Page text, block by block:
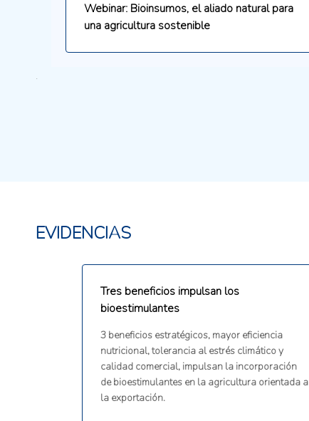
Webinar: Bioinsumos, el aliado natural para
una agricultura sostenible
.
EVIDENCIAS
Tres beneficios impulsan los
bioestimulantes
3 beneficios estratégicos, mayor eficiencia
nutricional, tolerancia al estrés climático y
calidad comercial, impulsan la incorporación
de bioestimulantes en la agricultura orientada a
la exportación.